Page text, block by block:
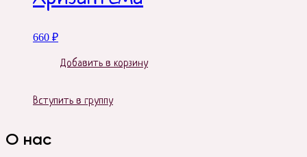
660 ₽
Добавить в корзину
Вступить в группу
О нас